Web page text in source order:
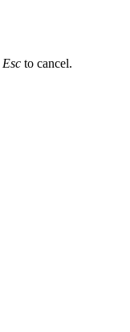
Esc to cancel.